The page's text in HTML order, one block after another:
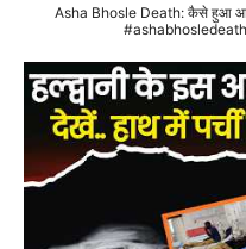
Asha Bhosle Death: कैसे हुआ